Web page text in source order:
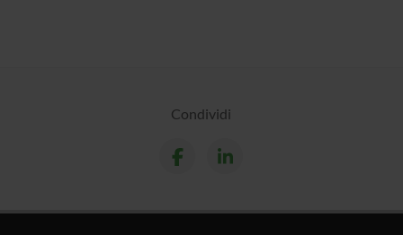
Condividi